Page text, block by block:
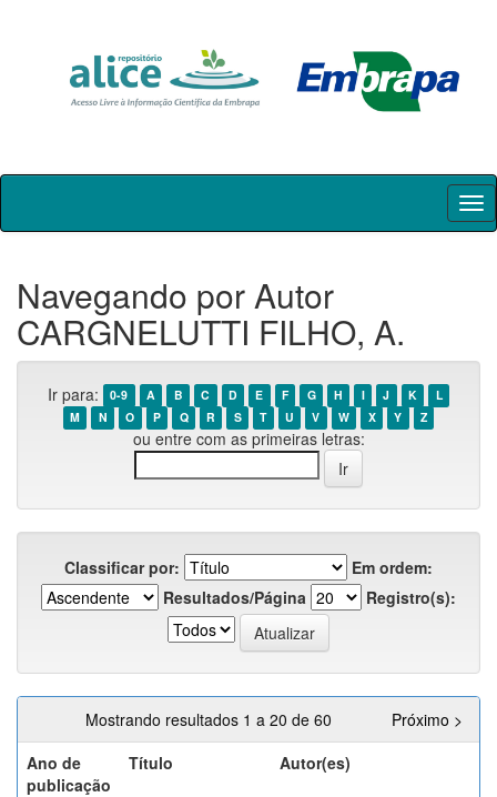
Skip
Navegando por Autor
CARGNELUTTI FILHO, A.
Ir para: 0-9 A B C D E F G H I J K
L
M
N O P Q R S T U V W X Y Z
ou entre com as primeiras letras:
Classificar por:
Em ordem:
Resultados/Página
Registro(s):
Mostrando resultados 1 a 20 de 60
Próximo >
Ano de
publicação
Título Autor(es)